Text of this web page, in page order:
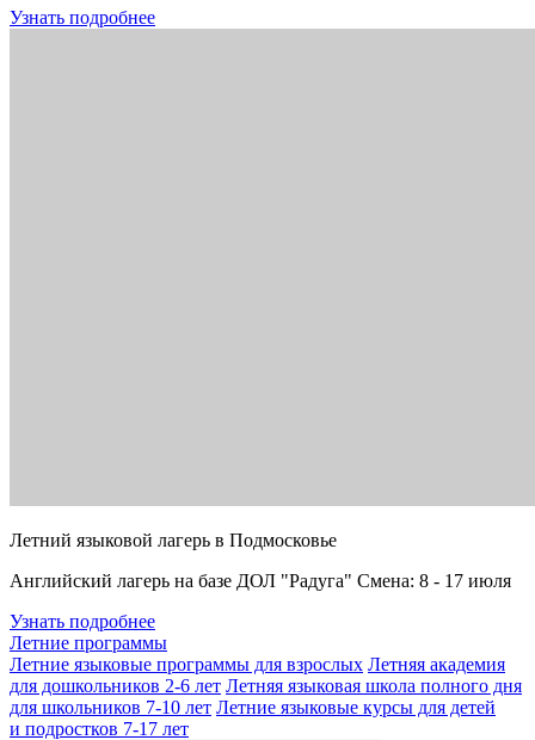
Узнать подробнее
Летний языковой лагерь в Подмосковье
Английский лагерь на базе ДОЛ "Радуга" Смена: 8 - 17 июля
Узнать подробнее
Летние программы
Летние языковые программы для взрослых Летняя академия
для дошкольников 2-6 лет Летняя языковая школа полного дня
для школьников 7-10 лет Летние языковые курсы для детей
и подростков 7-17 лет